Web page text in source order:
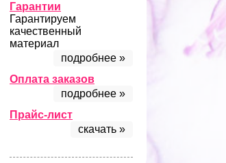
Гарантии
Гарантируем
качественный
материал
подробнее »
Оплата заказов
подробнее »
Прайс-лист
скачать »